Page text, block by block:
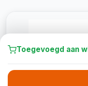
Toegevoegd aan